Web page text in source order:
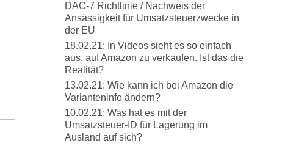
DAC-7 Richtlinie / Nachweis der
Ansässigkeit für Umsatzsteuerzwecke in
der EU
18.02.21: In Videos sieht es so einfach
aus, auf Amazon zu verkaufen. Ist das die
Realität?
13.02.21: Wie kann ich bei Amazon die
Varianteninfo ändern?
10.02.21: Was hat es mit der
Umsatzsteuer-ID für Lagerung im
Ausland auf sich?